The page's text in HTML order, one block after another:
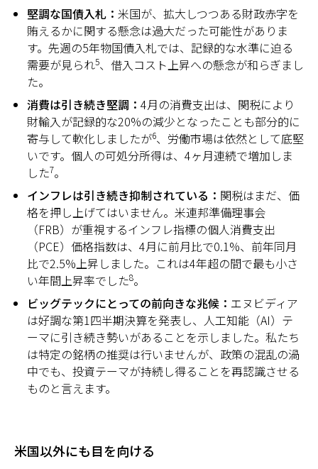
堅調な国債入札： 米国が、拡大しつつある財政赤字を
賄えるかに関する懸念は過大だった可能性がありま
す。先週の5年物国債入札では、記録的な水準に迫る
需要が見られ5、借入コスト上昇への懸念が和らぎまし
た。
消費は引き続き堅調： 4月の消費支出は、関税により
財輸入が記録的な20%の減少となったことも部分的に
寄与して軟化しましたが6、労働市場は依然として底堅
いです。個人の可処分所得は、4ヶ月連続で増加しま
した7。
インフレは引き続き抑制されている： 関税はまだ、価
格を押し上げてはいません。米連邦準備理事会
（FRB）が重視するインフレ指標の個人消費支出
（PCE）価格指数は、4月に前月比で0.1%、前年同月
比で2.5%上昇しました。これは4年超の間で最も小さ
い年間上昇率でした8。
ビッグテックにとっての前向きな兆候： エヌビディア
は好調な第1四半期決算を発表し、人工知能（AI）テ
ーマに引き続き勢いがあることを示しました。私たち
は特定の銘柄の推奨は行いませんが、政策の混乱の渦
中でも、投資テーマが持続し得ることを再認識させる
ものと言えます。
米国以外にも目を向ける